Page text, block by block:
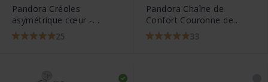
Pandora Créoles
asymétrique cœur -
298307C0025
Pandora Chaîne de
Confort Couronne de
Cœurs - 791088
33